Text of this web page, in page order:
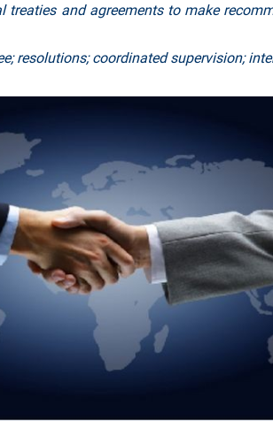
treaties and agreements to make
resolutions; coordinated supervision;